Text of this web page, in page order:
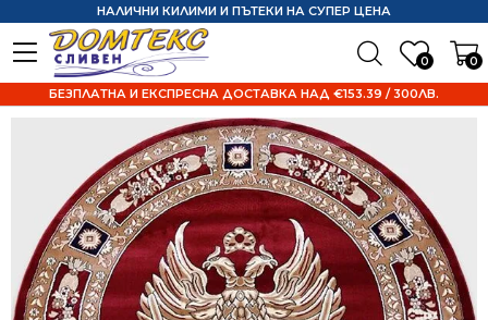
0 0
НАЛИЧНИ КИЛИМИ И ПЪТЕКИ НА СУПЕР ЦЕНА
БЕЗПЛАТНА И ЕКСПРЕСНА ДОСТАВКА НАД €153.39 / 300ЛВ.